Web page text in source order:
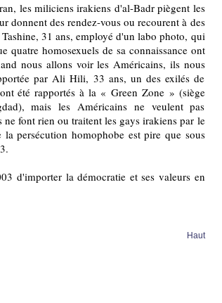
les miliciens irakiens d'al-Badr piègent les
donnent des rendez-vous ou recourent à des
31 ans, employé d'un labo photo, qui
quatre homosexuels de sa connaissance ont
nous allons voir les Américains, ils nous
par Ali Hili, 33 ans, un des exilés de
été rapportés à la « Green Zone » (siège
mais les Américains ne veulent pas
ne font rien ou traitent les gays irakiens par le
persécution homophobe est pire que sous
d'importer la démocratie et ses valeurs en
Haut